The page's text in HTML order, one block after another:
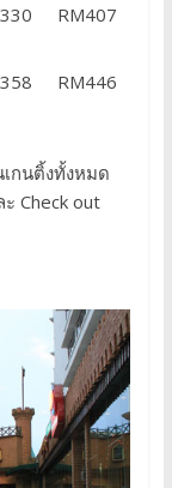
RM407
RM446
เกนติ้งทั้งหมด
Check out